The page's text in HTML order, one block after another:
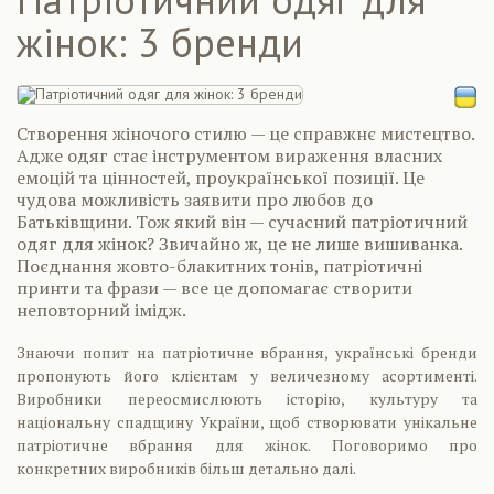
жінок: 3 бренди
Створення жіночого стилю — це справжнє мистецтво.
Адже одяг стає інструментом вираження власних
емоцій та цінностей, проукраїнської позиції. Це
чудова можливість заявити про любов до
Батьківщини. Тож який він — сучасний патріотичний
одяг для жінок? Звичайно ж, це не лише вишиванка.
Поєднання жовто-блакитних тонів, патріотичні
принти та фрази — все це допомагає створити
неповторний імідж.
Знаючи попит на патріотичне вбрання, українські бренди
пропонують його клієнтам у величезному асортименті.
Виробники переосмислюють історію, культуру та
національну спадщину України, щоб створювати унікальне
патріотичне вбрання для жінок. Поговоримо про
конкретних виробників більш детально далі.